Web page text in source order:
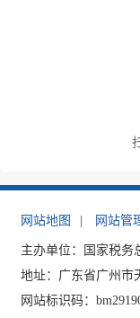
网站地图 网站管
主办单位：国家税务
地址：广东省广州市
网站标识码：